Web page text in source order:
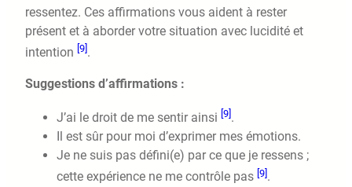
ressentez. Ces affirmations vous aident à rester
présent et à aborder votre situation avec lucidité et
intention [9].
Suggestions d’affirmations :
J’ai le droit de me sentir ainsi [9] .
Il est sûr pour moi d’exprimer mes émotions.
Je ne suis pas défini(e) par ce que je ressens ;
cette expérience ne me contrôle pas [9].